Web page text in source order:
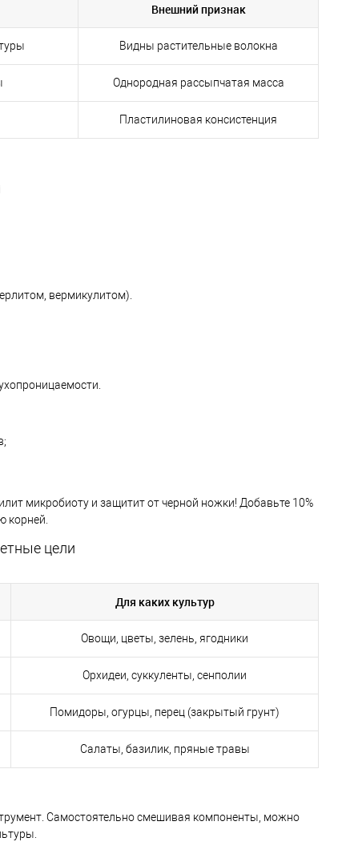
Внешний признак
Видны растительные волокна
Однородная рассыпчатая масса
Пластилиновая консистенция
вермикулитом).
микробиоту и защитит от черной ножки! Добавьте 10%
корней.
цели
Для каких культур
Овощи, цветы, зелень, ягодники
Орхидеи, суккуленты, сенполии
Помидоры, огурцы, перец (закрытый грунт)
Салаты, базилик, пряные травы
Самостоятельно смешивая компоненты, можно